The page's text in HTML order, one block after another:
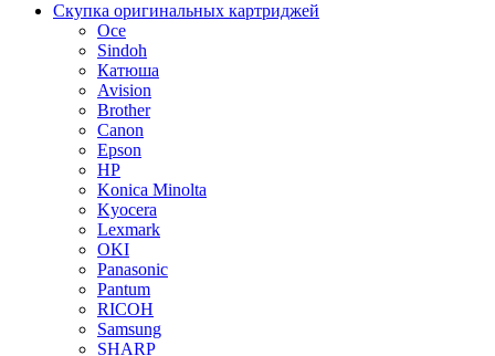
Скупка оригинальных картриджей
Oce
Sindoh
Катюша
Avision
Brother
Canon
Epson
HP
Konica Minolta
Kyocera
Lexmark
OKI
Panasonic
Pantum
RICOH
Samsung
SHARP